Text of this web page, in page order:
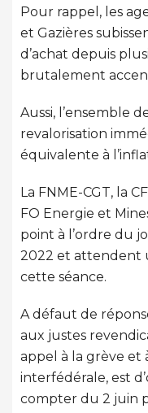
Pour rappel, les
et Gazières
d’achat depuis
brutalement
Aussi, l’ensemble
revalorisation
équivalente à
La FNME-CGT, la
FO Energie et
point à l’ordre du
2022 et attendent
cette séance.
A défaut de
aux justes
appel à la grève et
interfédérale, est
compter du 2 juin